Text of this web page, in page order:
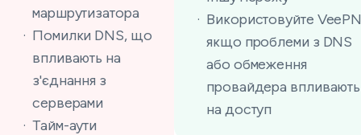
маршрутизатора
Помилки DNS, що
впливають на
з'єднання з
серверами
Тайм-аути
Використовуйте
якщо проблеми з DNS
або обмеження
провайдера впливають
на доступ